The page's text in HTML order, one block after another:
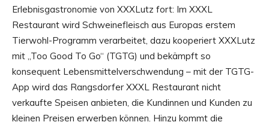
Erlebnisgastronomie von XXXLutz fort: Im XXXL
Restaurant wird Schweinefleisch aus Europas erstem
Tierwohl-Programm verarbeitet, dazu kooperiert XXXLutz
mit „Too Good To Go“ (TGTG) und bekämpft so
konsequent Lebensmittelverschwendung – mit der TGTG-
App wird das Rangsdorfer XXXL Restaurant nicht
verkaufte Speisen anbieten, die Kundinnen und Kunden zu
kleinen Preisen erwerben können. Hinzu kommt die